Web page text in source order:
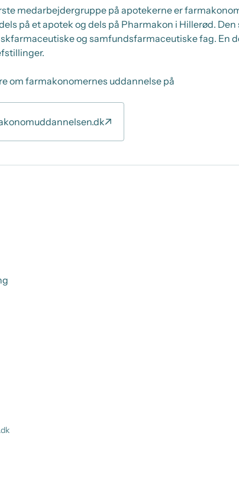
medarbejdergruppe på apotekerne er
på et apotek og dels på Pharmakon i Hillerød.
og samfundsfarmaceutiske fag. En
om farmakonomernes uddannelse på